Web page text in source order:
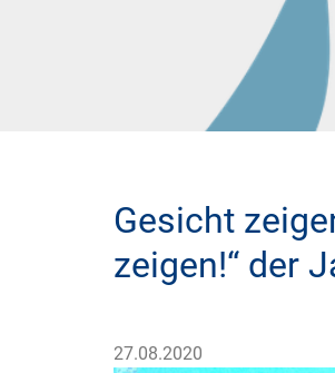
Gesicht
zeigen!“ der
27.08.2020